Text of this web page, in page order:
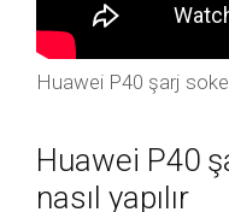
Huawei P40 şarj
Huawei P40
nasıl yapılır